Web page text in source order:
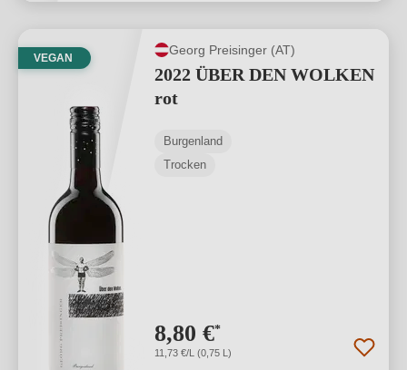
VEGAN
Georg Preisinger (AT)
2022 ÜBER DEN WOLKEN
rot
Burgenland
Trocken
8,80 €*
11,73 €/L (0,75 L)